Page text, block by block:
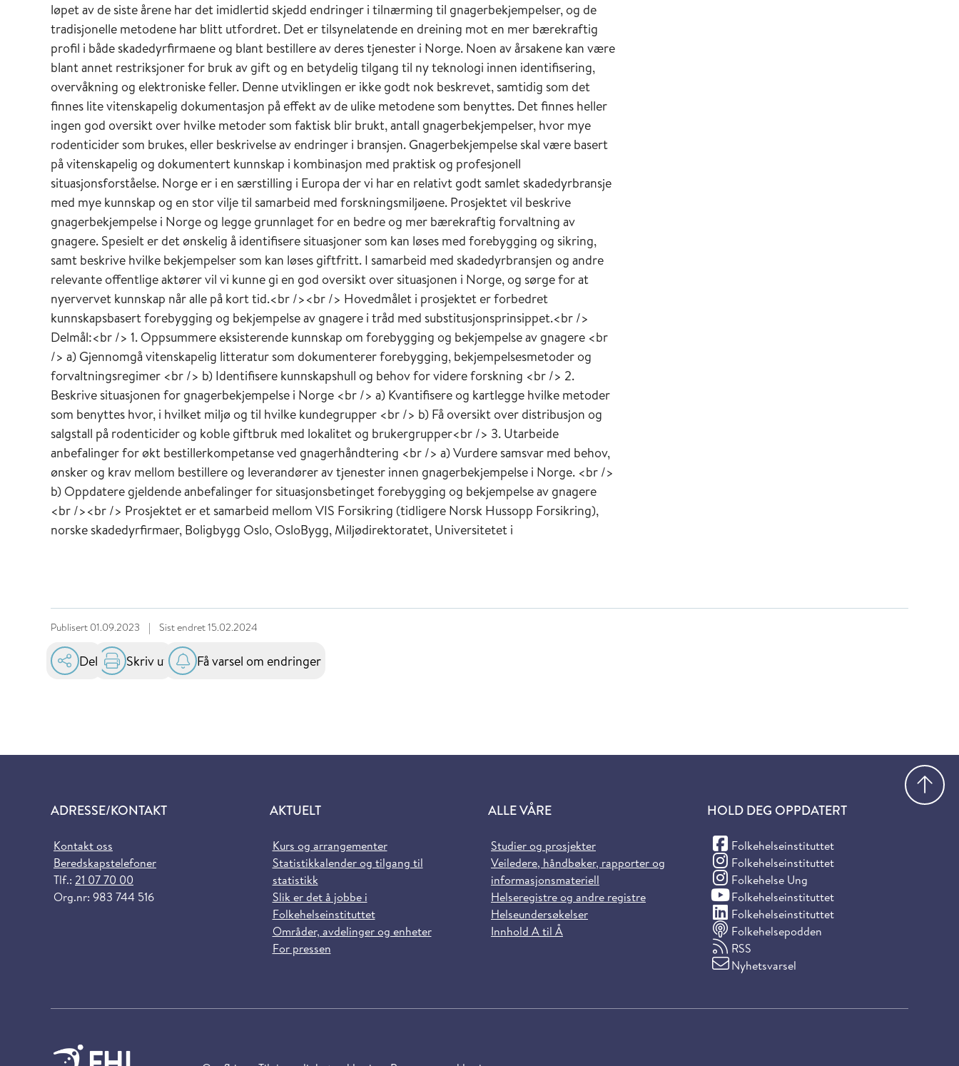
løpet av de siste årene har det imidlertid skjedd endringer i tilnærming til gnagerbekjempelser, og de
tradisjonelle metodene har blitt utfordret. Det er tilsynelatende en dreining mot en mer bærekraftig
profil i både skadedyrfirmaene og blant bestillere av deres tjenester i Norge. Noen av årsakene kan være
blant annet restriksjoner for bruk av gift og en betydelig tilgang til ny teknologi innen identifisering,
overvåkning og elektroniske feller. Denne utviklingen er ikke godt nok beskrevet, samtidig som det
finnes lite vitenskapelig dokumentasjon på effekt av de ulike metodene som benyttes. Det finnes heller
ingen god oversikt over hvilke metoder som faktisk blir brukt, antall gnagerbekjempelser, hvor mye
rodenticider som brukes, eller beskrivelse av endringer i bransjen. Gnagerbekjempelse skal være basert
på vitenskapelig og dokumentert kunnskap i kombinasjon med praktisk og profesjonell
situasjonsforståelse. Norge er i en særstilling i Europa der vi har en relativt godt samlet skadedyrbransje
med mye kunnskap og en stor vilje til samarbeid med forskningsmiljøene. Prosjektet vil beskrive
gnagerbekjempelse i Norge og legge grunnlaget for en bedre og mer bærekraftig forvaltning av
gnagere. Spesielt er det ønskelig å identifisere situasjoner som kan løses med forebygging og sikring,
samt beskrive hvilke bekjempelser som kan løses giftfritt. I samarbeid med skadedyrbransjen og andre
relevante offentlige aktører vil vi kunne gi en god oversikt over situasjonen i Norge, og sørge for at
nyervervet kunnskap når alle på kort tid.<br /><br /> Hovedmålet i prosjektet er forbedret
kunnskapsbasert forebygging og bekjempelse av gnagere i tråd med substitusjonsprinsippet.<br />
Delmål:<br /> 1. Oppsummere eksisterende kunnskap om forebygging og bekjempelse av gnagere <br
/> a) Gjennomgå vitenskapelig litteratur som dokumenterer forebygging, bekjempelsesmetoder og
forvaltningsregimer <br /> b) Identifisere kunnskapshull og behov for videre forskning <br /> 2.
Beskrive situasjonen for gnagerbekjempelse i Norge <br /> a) Kvantifisere og kartlegge hvilke metoder
som benyttes hvor, i hvilket miljø og til hvilke kundegrupper <br /> b) Få oversikt over distribusjon og
salgstall på rodenticider og koble giftbruk med lokalitet og brukergrupper<br /> 3. Utarbeide
anbefalinger for økt bestillerkompetanse ved gnagerhåndtering <br /> a) Vurdere samsvar med behov,
ønsker og krav mellom bestillere og leverandører av tjenester innen gnagerbekjempelse i Norge. <br />
b) Oppdatere gjeldende anbefalinger for situasjonsbetinget forebygging og bekjempelse av gnagere
<br /><br /> Prosjektet er et samarbeid mellom VIS Forsikring (tidligere Norsk Hussopp Forsikring),
norske skadedyrfirmaer, Boligbygg Oslo, OsloBygg, Miljødirektoratet, Universitetet i
Publisert 01.09.2023 | Sist endret15.02.2024
Del Skriv ut Få varsel om endringer
ADRESSE/KONTAKT
Kontakt oss
Beredskapstelefoner
Tlf.: 21 07 70 00
Org.nr: 983 744 516
AKTUELT
Kurs og arrangementer
Statistikkalender og tilgang til
statistikk
Slik er det å jobbe i
Folkehelseinstituttet
Områder, avdelinger og enheter
For pressen
ALLE VÅRE
Studier og prosjekter
Veiledere, håndbøker, rapporter og
informasjonsmateriell
Helseregistre og andre registre
Helseundersøkelser
Innhold A til Å
HOLD DEG OPPDATERT
Folkehelseinstituttet
(Facebook)
Folkehelseinstituttet
(Instagram)
Folkehelse Ung
(Instagram)
Folkehelseinstituttet
(YouTube)
Folkehelseinstituttet
(LinkedIn)
Folkehelsepodden
RSS
Nyhetsvarsel